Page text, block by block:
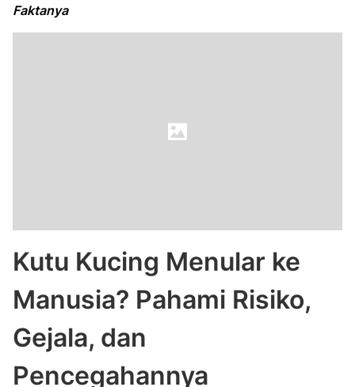
Faktanya
Kutu Kucing Menular ke
Manusia? Pahami Risiko,
Gejala, dan
Pencegahannya